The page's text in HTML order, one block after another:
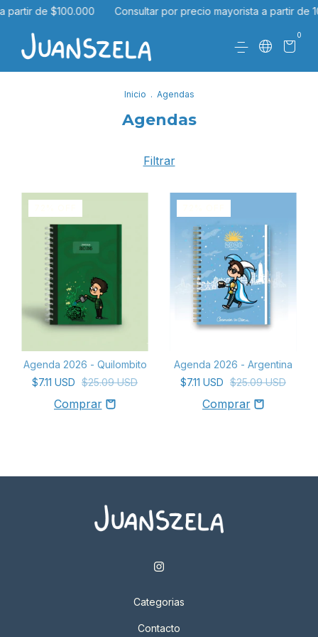
partir de $100.000 Consultar por precio mayorista a partir de
0
Inicio . Agendas
Agendas
Filtrar
Agenda 2026 - Quilombito
$7.11 USD $25.09 USD
Agenda 2026 - Argentina
$7.11 USD $25.09 USD
Categorias
Contacto